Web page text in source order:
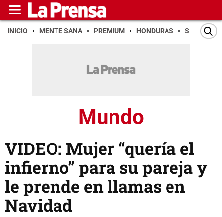
INICIO MENTE SANA PREMIUM HONDURAS SAN PEDRO
Mundo
VIDEO: Mujer “quería el
infierno” para su pareja y
le prende en llamas en
Navidad